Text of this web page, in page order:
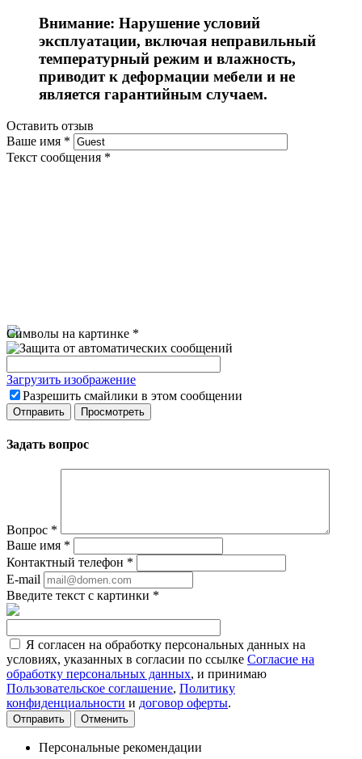
Внимание: Нарушение условий
эксплуатации, включая неправильный
температурный режим и влажность,
приводит к деформации мебели и не
является гарантийным случаем.
Оставить отзыв
Ваше имя *
Текст сообщения *
Символы на картинке *
Загрузить изображение
Разрешить смайлики в этом сообщении
Задать вопрос
Вопрос *
Ваше имя *
Контактный телефон *
E-mail
Введите текст с картинки *
Я согласен на обработку персональных данных на
условиях, указанных в согласии по ссылке Согласие на
обработку персональных данных, и принимаю
Пользовательское соглашение, Политику
конфиденциальности и договор оферты.
Отменить
Персональные рекомендации